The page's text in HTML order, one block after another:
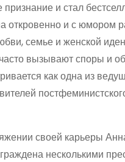
и стал
откровенно и с юмором
семье и женской
вызывают споры и
как одна из
своей карьеры
несколькими